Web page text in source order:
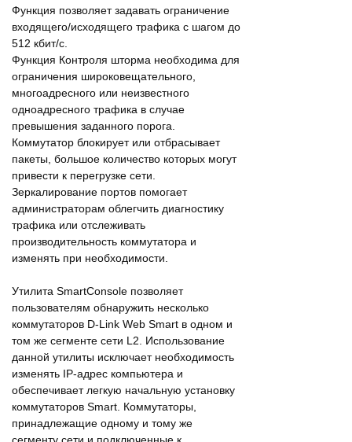
Функция позволяет задавать ограничение
входящего/исходящего трафика с шагом до
512 кбит/с.
Функция Контроля шторма необходима для
ограничения широковещательного,
многоадресного или неизвестного
одноадресного трафика в случае
превышения заданного порога.
Коммутатор блокирует или отбрасывает
пакеты, большое количество которых могут
привести к перегрузке сети.
Зеркалирование портов помогает
администраторам облегчить диагностику
трафика или отслеживать
производительность коммутатора и
изменять при необходимости.
Утилита SmartConsole позволяет
пользователям обнаружить несколько
коммутаторов D-Link Web Smart в одном и
том же сегменте сети L2. Использование
данной утилиты исключает необходимость
изменять IP-адрес компьютера и
обеспечивает легкую начальную установку
коммутаторов Smart. Коммутаторы,
принадлежащие одному и тому же